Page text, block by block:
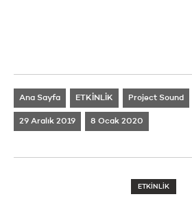
Ana Sayfa ETKİNLİK Project Sound
29 Aralık 2019 8 Ocak 2020
ETKİNLİK